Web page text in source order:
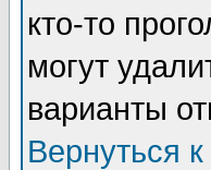
кто-то
могут
варианты
Вернуться